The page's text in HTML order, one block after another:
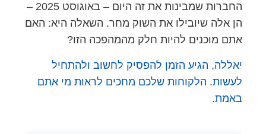
החברות שמבינות את זה היום – באוגוסט 2025 –
הן אלה שיובילו את השוק מחר. השאלה היא: האם
אתם מוכנים להיות חלק מהמהפכה הזו?
יאללה, הגיע הזמן להפסיק לחשוב ולהתחיל
לעשות. הלקוחות שלכם מחכים לראות מי אתם
באמת.